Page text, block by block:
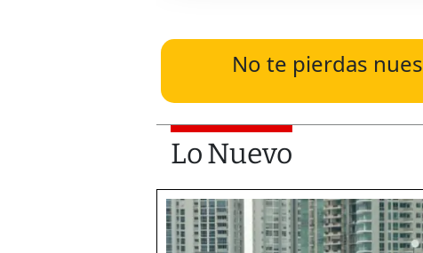
No te pierdas
Lo Nuevo